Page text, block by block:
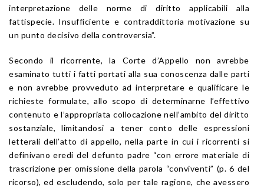
interpretazione delle norme di diritto applicabili alla
fattispecie. Insufficiente e contraddittoria motivazione su
un punto decisivo della controversia”.
Secondo il ricorrente, la Corte d’Appello non avrebbe
esaminato tutti i fatti portati alla sua conoscenza dalle parti
e non avrebbe provveduto ad interpretare e qualificare le
richieste formulate, allo scopo di determinarne l’effettivo
contenuto e l’appropriata collocazione nell’ambito del diritto
sostanziale, limitandosi a tener conto delle espressioni
letterali dell’atto di appello, nella parte in cui i ricorrenti si
definivano eredi del defunto padre “con errore materiale di
trascrizione per omissione della parola “conviventi” (p. 6 del
ricorso), ed escludendo, solo per tale ragione, che avessero